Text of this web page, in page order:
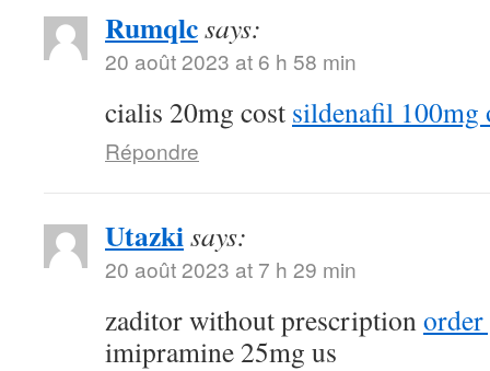
Rumqlcsays:
20 août 2023 at 6 h 58 min
cialis 20mg cost sildenafil 100mg
Répondre
Utazkisays:
20 août 2023 at 7 h 29 min
zaditor without prescription
imipramine 25mg us